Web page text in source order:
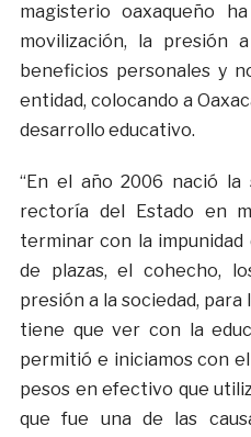
magisterio oaxaqueño
movilización, la presión
beneficios personales y
entidad, colocando a
desarrollo educativo.
“En el año 2006 nació la
rectoría del Estado en
terminar con la
de plazas, el cohecho,
presión a la sociedad,
tiene que ver con la
permitió e iniciamos con
pesos en efectivo que
que fue una de las